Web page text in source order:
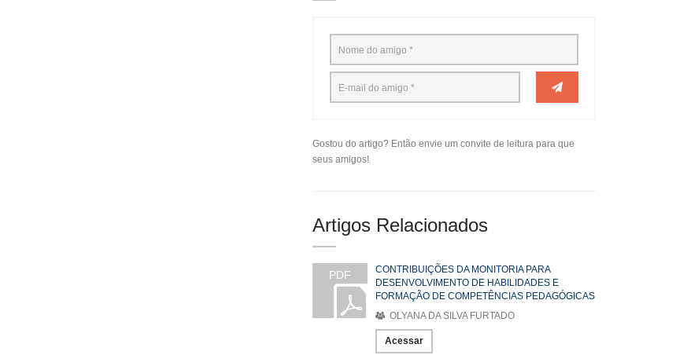
Gostou do artigo? Então envie um convite de leitura para que
seus amigos!
Artigos Relacionados
PDF
CONTRIBUIÇÕES DA MONITORIA PARA
DESENVOLVIMENTO DE HABILIDADES E
FORMAÇÃO DE COMPETÊNCIAS PEDAGÓGICAS
OLYANA DA SILVA FURTADO
Acessar